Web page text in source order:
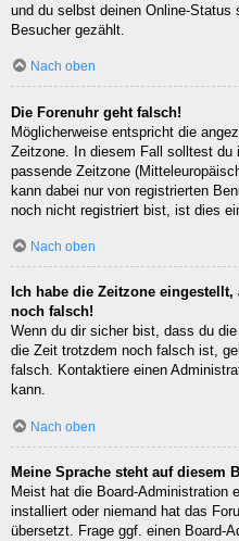
und du selbst deinen Online-
Besucher gezählt.
Nach oben
Die Forenuhr geht falsch!
Möglicherweise entspricht die
Zeitzone. In diesem Fall solltest du
passende Zeitzone
kann dabei nur von registrierten
noch nicht registriert bist, ist dies
Nach oben
Ich habe die Zeitzone
noch falsch!
Wenn du dir sicher bist, dass du
die Zeit trotzdem noch falsch ist,
falsch. Kontaktiere einen
kann.
Nach oben
Meine Sprache steht auf diesem
Meist hat die Board-Administration
installiert oder niemand hat das
übersetzt. Frage ggf. einen Board-